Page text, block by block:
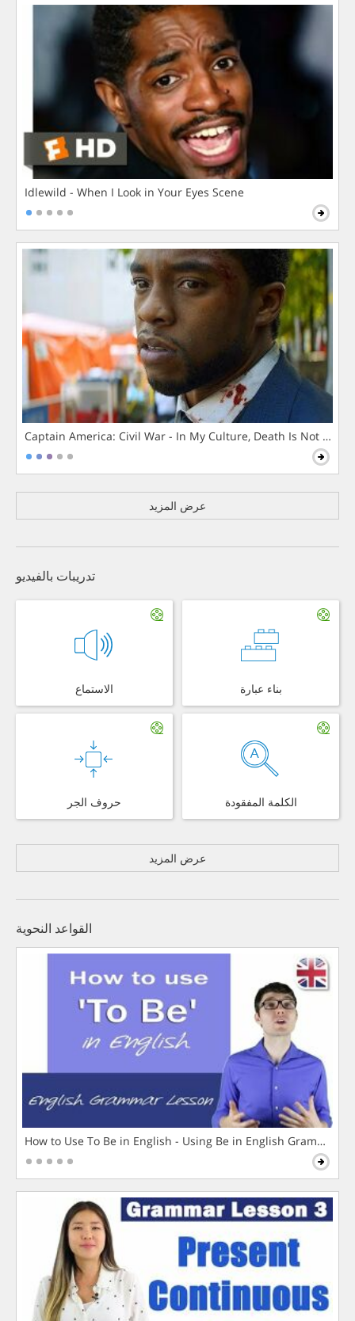
Idlewild - When I Look in Your Eyes Scene
Captain America: Civil War - In My Culture, Death Is Not The
عرض المزيد
تدريبات بالفيديو
الاستماع بناء عبارة
حروف الجر الكلمة المفقودة
عرض المزيد
القواعد النحوية
How to Use To Be in English - Using Be in English Grammar